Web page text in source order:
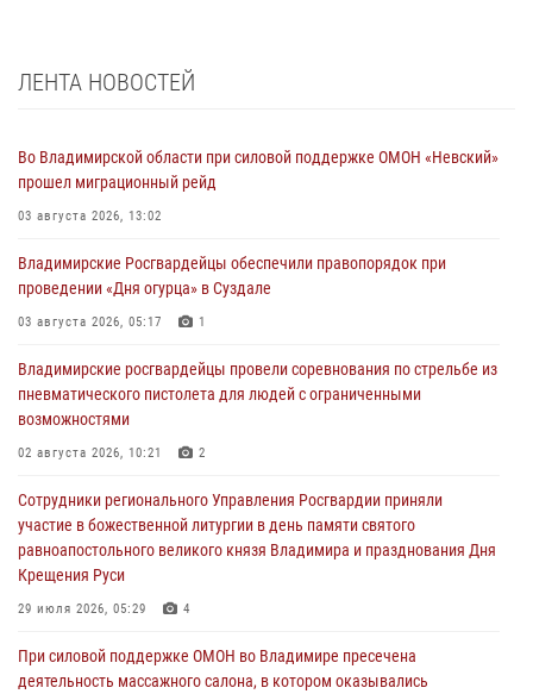
ЛЕНТА НОВОСТЕЙ
Во Владимирской области при силовой поддержке ОМОН «Невский»
прошел миграционный рейд
03 августа 2026, 13:02
Владимирские Росгвардейцы обеспечили правопорядок при
проведении «Дня огурца» в Суздале
03 августа 2026, 05:17 1
Владимирские росгвардейцы провели соревнования по стрельбе из
пневматического пистолета для людей с ограниченными
возможностями
02 августа 2026, 10:21 2
Сотрудники регионального Управления Росгвардии приняли
участие в божественной литургии в день памяти святого
равноапостольного великого князя Владимира и празднования Дня
Крещения Руси
29 июля 2026, 05:29 4
При силовой поддержке ОМОН во Владимире пресечена
деятельность массажного салона, в котором оказывались